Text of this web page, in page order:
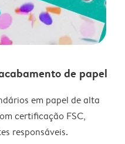
de papel
em papel de alta
certificação FSC,
responsáveis.